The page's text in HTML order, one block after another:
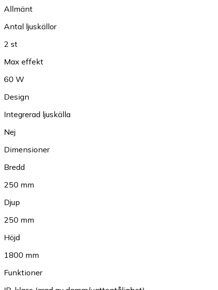
Allmänt
Antal ljuskällor
2 st
Max effekt
60 W
Design
Integrerad ljuskälla
Nej
Dimensioner
Bredd
250 mm
Djup
250 mm
Höjd
1800 mm
Funktioner